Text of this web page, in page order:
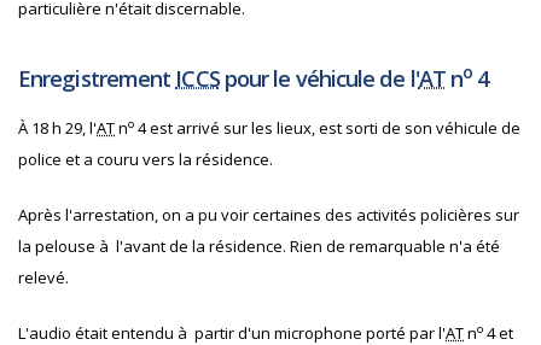
particulière n'était discernable.
Enregistrement ICCSpour le véhicule de l'AT no 4
À 18 h 29, l'ATno 4 est arrivé sur les lieux, est sorti de son véhicule de
police et a couru vers la résidence.
Après l'arrestation, on a pu voir certaines des activités policières sur
la pelouse à l'avant de la résidence. Rien de remarquable n'a été
relevé.
L'audio était entendu à partir d'un microphone porté par l'ATno 4 et